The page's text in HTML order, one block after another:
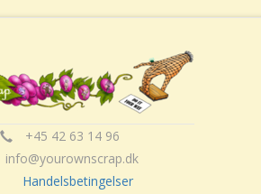
+45 42 63 14 96
info@yourownscrap.dk
Handelsbetingelser